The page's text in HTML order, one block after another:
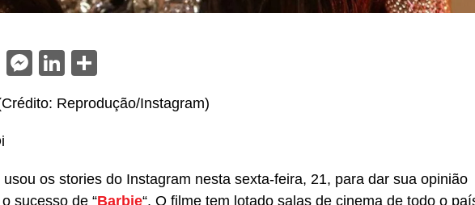
Twitter
Messenger
LinkedIn
Reprodução/Instagram)
i
usou os stories do Instagram nesta sexta-feira, 21, para dar sua opinião
sucesso de “Barbie“. O filme tem lotado salas de cinema de todo o